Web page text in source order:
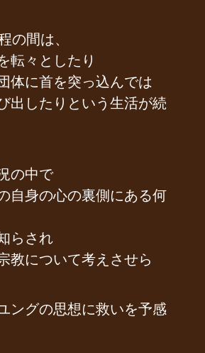
の間は、
転々としたり
体に首を突っ込んでは
出したりという生活が続
の中で
自身の心の裏側にある何
らされ
教について考えさせら
ングの思想に救いを予感